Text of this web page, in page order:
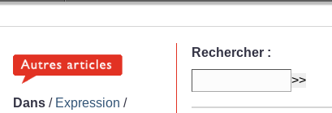
Dans / Expression /
Rechercher :